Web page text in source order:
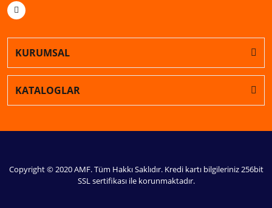
KURUMSAL
KATALOGLAR
Copyright © 2020 AMF. Tüm Hakkı Saklıdır. Kredi kartı bilgileriniz 256bit
SSL sertifikası ile korunmaktadır.